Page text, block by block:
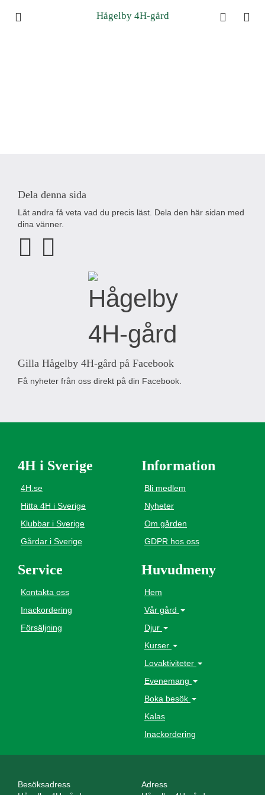
Hågelby 4H-gård
Dela denna sida
Låt andra få veta vad du precis läst. Dela den här sidan med
dina vänner.
Gilla Hågelby 4H-gård på Facebook
Få nyheter från oss direkt på din Facebook.
4H i Sverige
4H.se
Hitta 4H i Sverige
Klubbar i Sverige
Gårdar i Sverige
Information
Bli medlem
Nyheter
Om gården
GDPR hos oss
Service
Kontakta oss
Inackordering
Försäljning
Huvudmeny
Hem
Vår gård
Djur
Kurser
Lovaktiviteter
Evenemang
Boka besök
Kalas
Inackordering
Besöksadress
Adress